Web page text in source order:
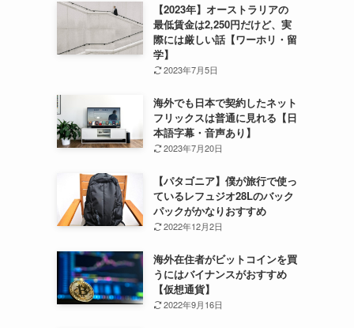
【2023年】オーストラリアの
最低賃金は2,250円だけど、実
際には厳しい話【ワーホリ・留
学】
2023年7月5日
海外でも日本で契約したネット
フリックスは普通に見れる【日
本語字幕・音声あり】
2023年7月20日
【パタゴニア】僕が旅行で使っ
ているレフュジオ28Lのバック
パックがかなりおすすめ
2022年12月2日
海外在住者がビットコインを買
うにはバイナンスがおすすめ
【仮想通貨】
2022年9月16日